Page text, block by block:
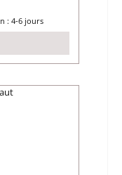
: 4-6 jours